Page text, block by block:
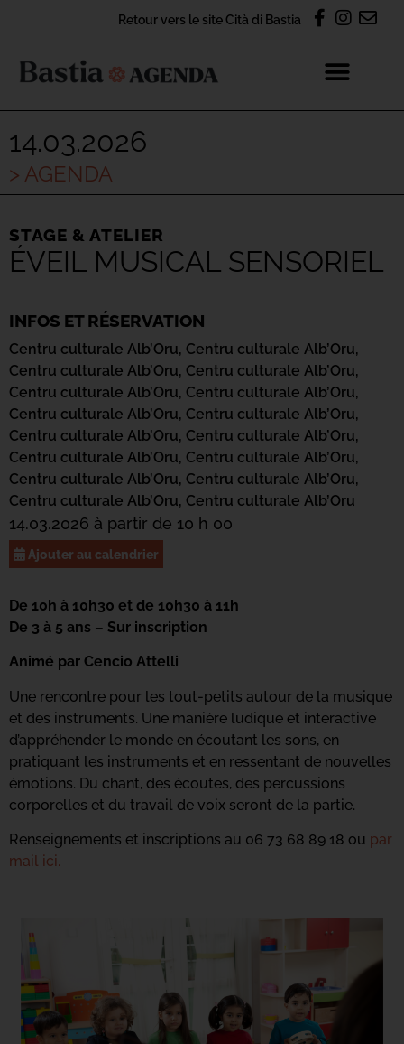
Retour vers le site Cità di Bastia
14.03.2026
> AGENDA
STAGE & ATELIER
ÉVEIL MUSICAL SENSORIEL
INFOS ET RÉSERVATION
Centru culturale Alb’Oru, Centru culturale Alb’Oru,
Centru culturale Alb’Oru, Centru culturale Alb’Oru,
Centru culturale Alb’Oru, Centru culturale Alb’Oru,
Centru culturale Alb’Oru, Centru culturale Alb’Oru,
Centru culturale Alb’Oru, Centru culturale Alb’Oru,
Centru culturale Alb’Oru, Centru culturale Alb’Oru,
Centru culturale Alb’Oru, Centru culturale Alb’Oru,
Centru culturale Alb’Oru, Centru culturale Alb’Oru
14.03.2026 à partir de 10 h 00
Ajouter au calendrier
De 10h à 10h30 et de 10h30 à 11h
De 3 à 5 ans – Sur inscription
Animé par Cencio Attelli
Une rencontre pour les tout-petits autour de la musique
et des instruments. Une manière ludique et interactive
d’appréhender le monde en écoutant les sons, en
pratiquant les instruments et en ressentant de nouvelles
émotions. Du chant, des écoutes, des percussions
corporelles et du travail de voix seront de la partie.
Renseignements et inscriptions au 06 73 68 89 18 ou par
mail ici.